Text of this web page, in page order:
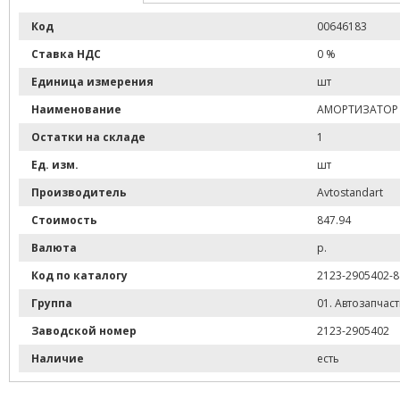
Тюнинг
Фильтры
Код
00646183
Ставка НДС
0 %
Единица измерения
шт
Наименование
АМОРТИЗАТОР
Остатки на складе
1
Ед. изм.
шт
Производитель
Avtostandart
Стоимость
847.94
Валюта
р.
Код по каталогу
2123-2905402-
Группа
01.
Заводской номер
2123-2905402
Наличие
есть